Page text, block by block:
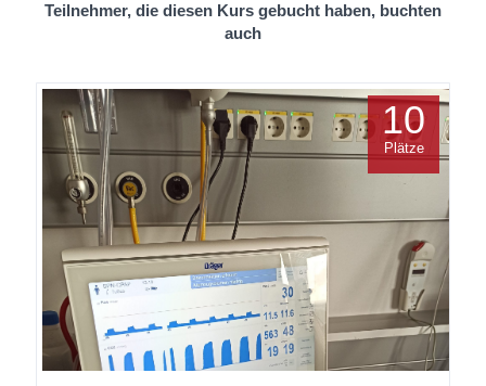
Teilnehmer, die diesen Kurs gebucht haben, buchten
auch
10
Plätze